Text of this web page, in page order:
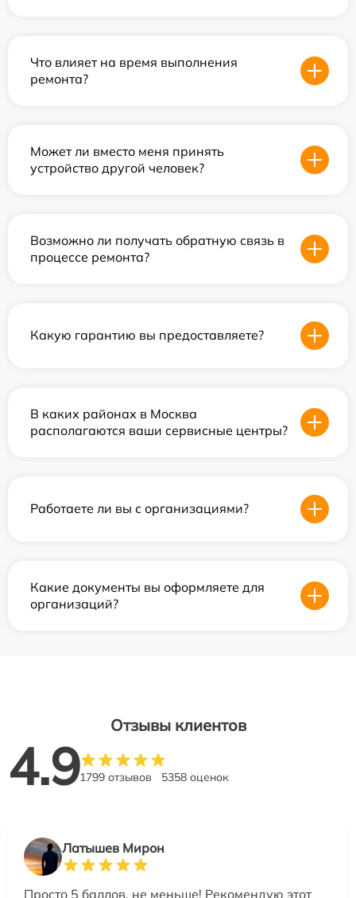
Что влияет на время выполнения
ремонта?
Может ли вместо меня принять
устройство другой человек?
Возможно ли получать обратную связь в
процессе ремонта?
Какую гарантию вы предоставляете?
В каких районах в Москва
располагаются ваши сервисные центры?
Работаете ли вы с организациями?
Какие документы вы оформляете для
организаций?
Отзывы клиентов
4.91799 отзывов 5358 оценок
Латышев Мирон
Просто 5 баллов, не меньше! Рекомендую этот